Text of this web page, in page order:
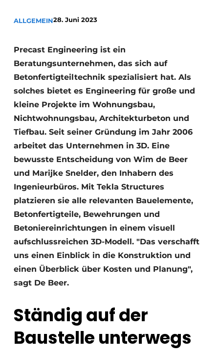
Datenschutz / Cookie-Erklärung
Videos
ALLGEMEIN28. Juni 2023
Precast Engineering ist ein
Beratungsunternehmen, das sich auf
Betonfertigteiltechnik spezialisiert hat. Als
solches bietet es Engineering für große und
kleine Projekte im Wohnungsbau,
Nichtwohnungsbau, Architekturbeton und
Tiefbau. Seit seiner Gründung im Jahr 2006
arbeitet das Unternehmen in 3D. Eine
bewusste Entscheidung von Wim de Beer
und Marijke Snelder, den Inhabern des
Ingenieurbüros. Mit Tekla Structures
platzieren sie alle relevanten Bauelemente,
Betonfertigteile, Bewehrungen und
Betoniereinrichtungen in einem visuell
aufschlussreichen 3D-Modell. "Das verschafft
uns einen Einblick in die Konstruktion und
einen Überblick über Kosten und Planung",
sagt De Beer.
Ständig auf der
Baustelle unterwegs